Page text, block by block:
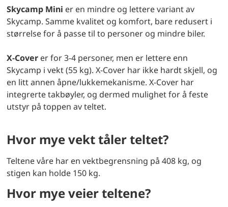
Skycamp Mini er en mindre og lettere variant av
Skycamp. Samme kvalitet og komfort, bare redusert i
størrelse for å passe til to personer og mindre biler.
X-Cover er for 3-4 personer, men er lettere enn
Skycamp i vekt (55 kg). X-Cover har ikke hardt skjell, og
en litt annen åpne/lukkemekanisme. X-Cover har
integrerte takbøyler, og dermed mulighet for å feste
utstyr på toppen av teltet.
Hvor mye vekt tåler teltet?
Teltene våre har en vektbegrensning på 408 kg, og
stigen kan holde 150 kg.
Hvor mye veier teltene?